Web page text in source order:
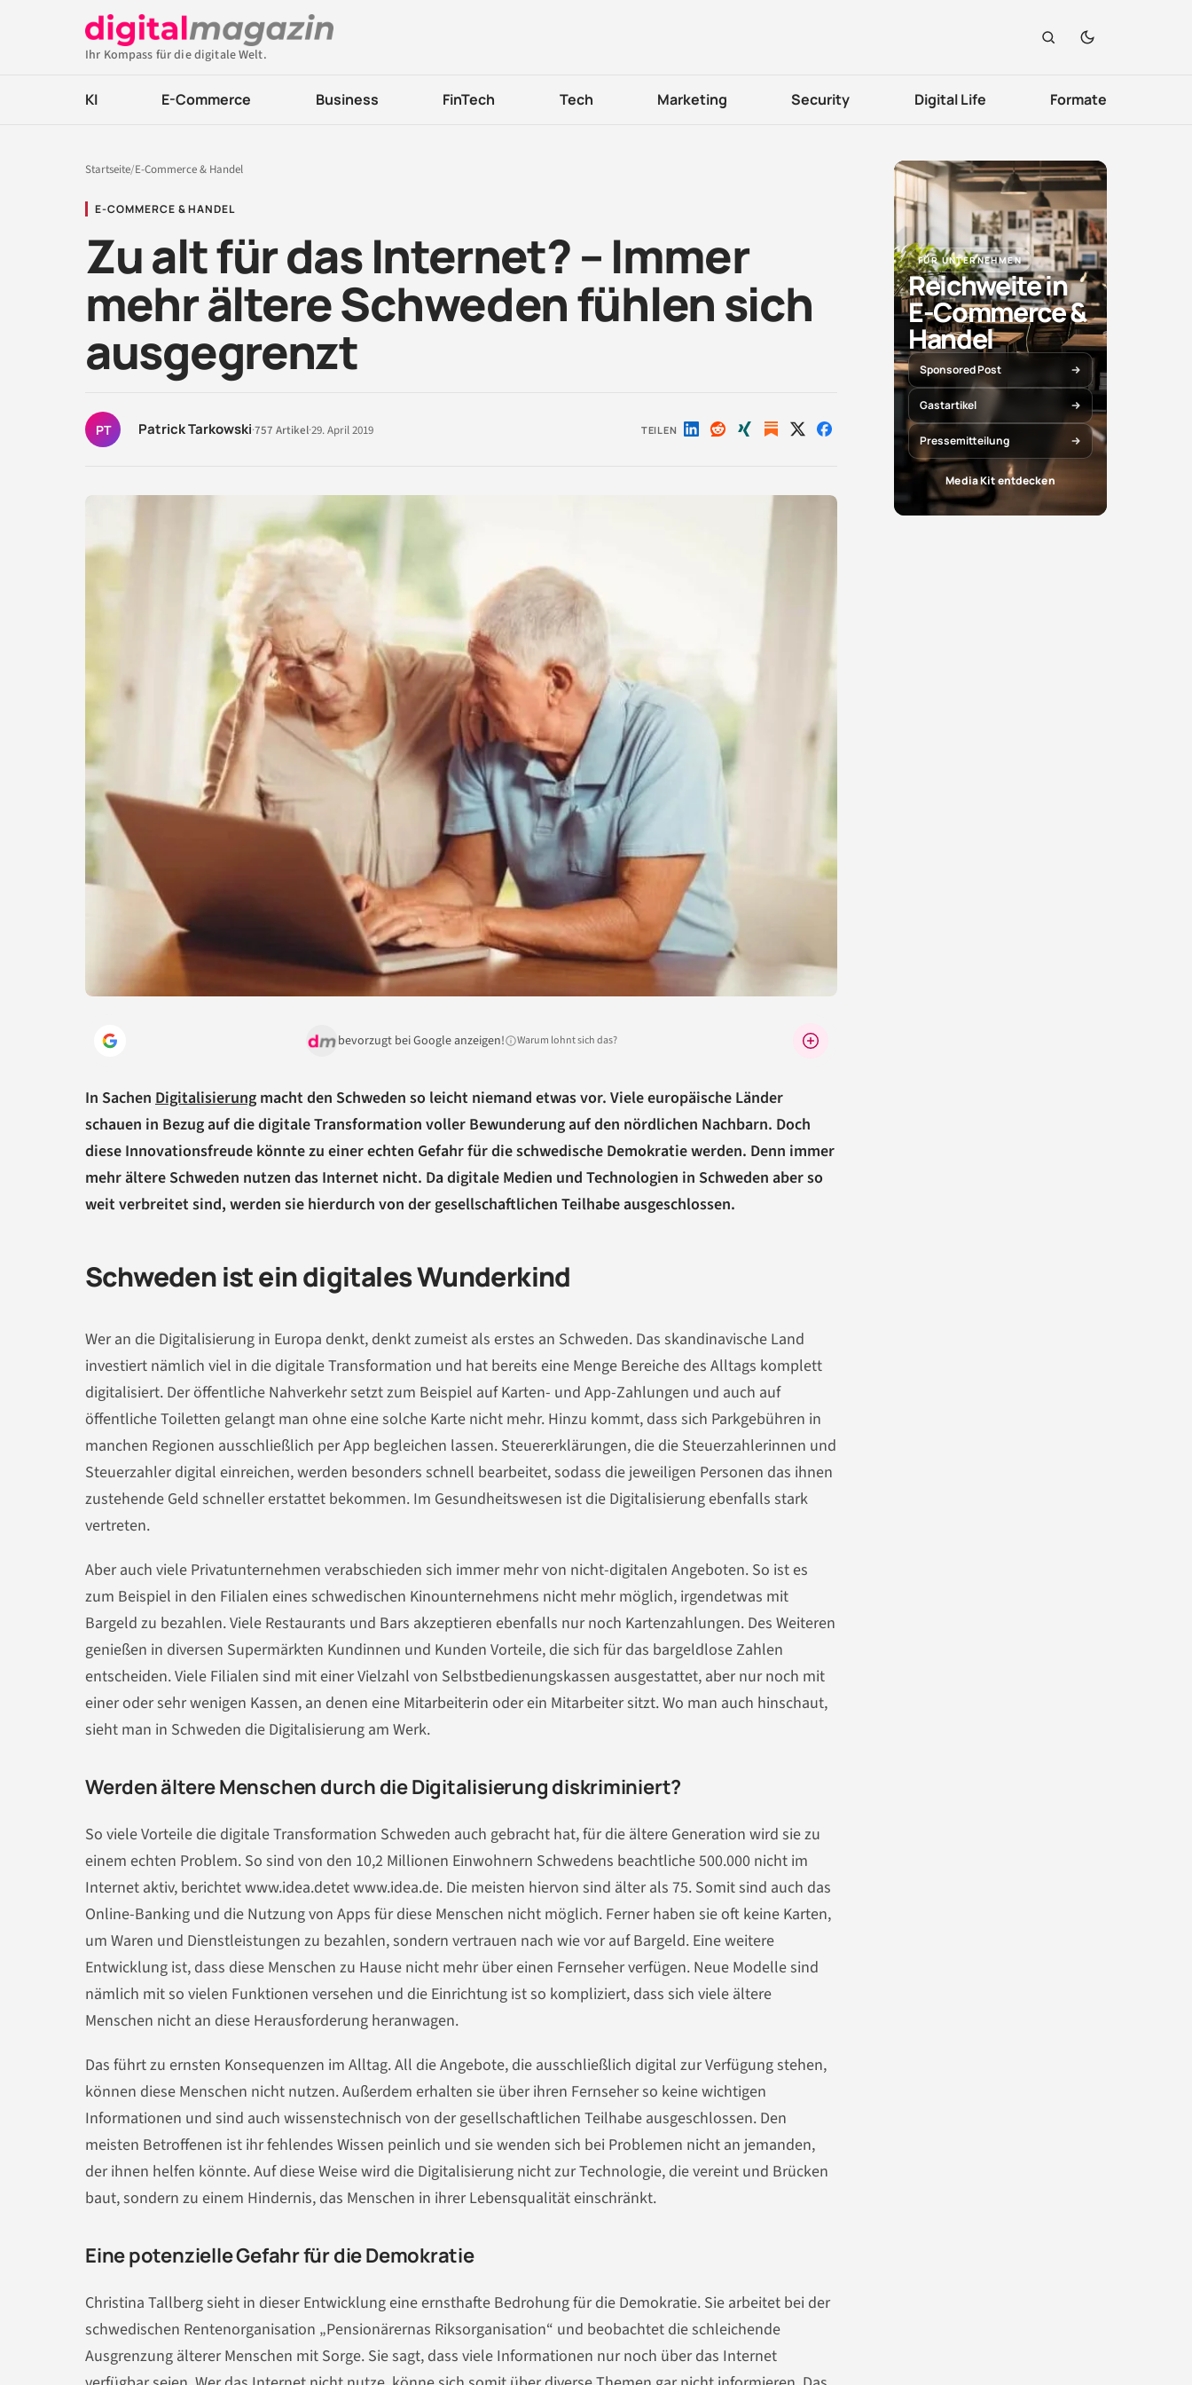
Ihr Kompass für die digitale Welt.
KI E-Commerce Business FinTech Tech Marketing Security Digital Life Formate
Startseite/E-Commerce & Handel
E-COMMERCE & HANDEL
Zu alt für das Internet? – Immer
mehr ältere Schweden fühlen sich
ausgegrenzt
PT Patrick Tarkowski·757 Artikel·29. April 2019 TEILEN Auf Auf Auf Auf Auf
bevorzugt bei Google anzeigen! Warum lohnt sich das?
In Sachen Digitalisierung macht den Schweden so leicht niemand etwas vor. Viele europäische Länder
schauen in Bezug auf die digitale Transformation voller Bewunderung auf den nördlichen Nachbarn. Doch
diese Innovationsfreude könnte zu einer echten Gefahr für die schwedische Demokratie werden. Denn immer
mehr ältere Schweden nutzen das Internet nicht. Da digitale Medien und Technologien in Schweden aber so
weit verbreitet sind, werden sie hierdurch von der gesellschaftlichen Teilhabe ausgeschlossen.
Schweden ist ein digitales Wunderkind
Wer an die Digitalisierung in Europa denkt, denkt zumeist als erstes an Schweden. Das skandinavische Land
investiert nämlich viel in die digitale Transformation und hat bereits eine Menge Bereiche des Alltags komplett
digitalisiert. Der öffentliche Nahverkehr setzt zum Beispiel auf Karten- und App-Zahlungen und auch auf
öffentliche Toiletten gelangt man ohne eine solche Karte nicht mehr. Hinzu kommt, dass sich Parkgebühren in
manchen Regionen ausschließlich per App begleichen lassen. Steuererklärungen, die die Steuerzahlerinnen und
Steuerzahler digital einreichen, werden besonders schnell bearbeitet, sodass die jeweiligen Personen das ihnen
zustehende Geld schneller erstattet bekommen. Im Gesundheitswesen ist die Digitalisierung ebenfalls stark
vertreten.
Aber auch viele Privatunternehmen verabschieden sich immer mehr von nicht-digitalen Angeboten. So ist es
zum Beispiel in den Filialen eines schwedischen Kinounternehmens nicht mehr möglich, irgendetwas mit
Bargeld zu bezahlen. Viele Restaurants und Bars akzeptieren ebenfalls nur noch Kartenzahlungen. Des Weiteren
genießen in diversen Supermärkten Kundinnen und Kunden Vorteile, die sich für das bargeldlose Zahlen
entscheiden. Viele Filialen sind mit einer Vielzahl von Selbstbedienungskassen ausgestattet, aber nur noch mit
einer oder sehr wenigen Kassen, an denen eine Mitarbeiterin oder ein Mitarbeiter sitzt. Wo man auch hinschaut,
sieht man in Schweden die Digitalisierung am Werk.
Werden ältere Menschen durch die Digitalisierung diskriminiert?
So viele Vorteile die digitale Transformation Schweden auch gebracht hat, für die ältere Generation wird sie zu
einem echten Problem. So sind von den 10,2 Millionen Einwohnern Schwedens beachtliche 500.000 nicht im
Internet aktiv, berichtet www.idea.detet www.idea.de. Die meisten hiervon sind älter als 75. Somit sind auch das
Online-Banking und die Nutzung von Apps für diese Menschen nicht möglich. Ferner haben sie oft keine Karten,
um Waren und Dienstleistungen zu bezahlen, sondern vertrauen nach wie vor auf Bargeld. Eine weitere
Entwicklung ist, dass diese Menschen zu Hause nicht mehr über einen Fernseher verfügen. Neue Modelle sind
nämlich mit so vielen Funktionen versehen und die Einrichtung ist so kompliziert, dass sich viele ältere
Menschen nicht an diese Herausforderung heranwagen.
Das führt zu ernsten Konsequenzen im Alltag. All die Angebote, die ausschließlich digital zur Verfügung stehen,
können diese Menschen nicht nutzen. Außerdem erhalten sie über ihren Fernseher so keine wichtigen
Informationen und sind auch wissenstechnisch von der gesellschaftlichen Teilhabe ausgeschlossen. Den
meisten Betroffenen ist ihr fehlendes Wissen peinlich und sie wenden sich bei Problemen nicht an jemanden,
der ihnen helfen könnte. Auf diese Weise wird die Digitalisierung nicht zur Technologie, die vereint und Brücken
baut, sondern zu einem Hindernis, das Menschen in ihrer Lebensqualität einschränkt.
Eine potenzielle Gefahr für die Demokratie
Christina Tallberg sieht in dieser Entwicklung eine ernsthafte Bedrohung für die Demokratie. Sie arbeitet bei der
schwedischen Rentenorganisation „Pensionärernas Riksorganisation“ und beobachtet die schleichende
Ausgrenzung älterer Menschen mit Sorge. Sie sagt, dass viele Informationen nur noch über das Internet
FÜR UNTERNEHMEN
Reichweite in
E-Commerce &
Handel
Sponsored Post
Gastartikel
Pressemitteilung
Media Kit entdecken